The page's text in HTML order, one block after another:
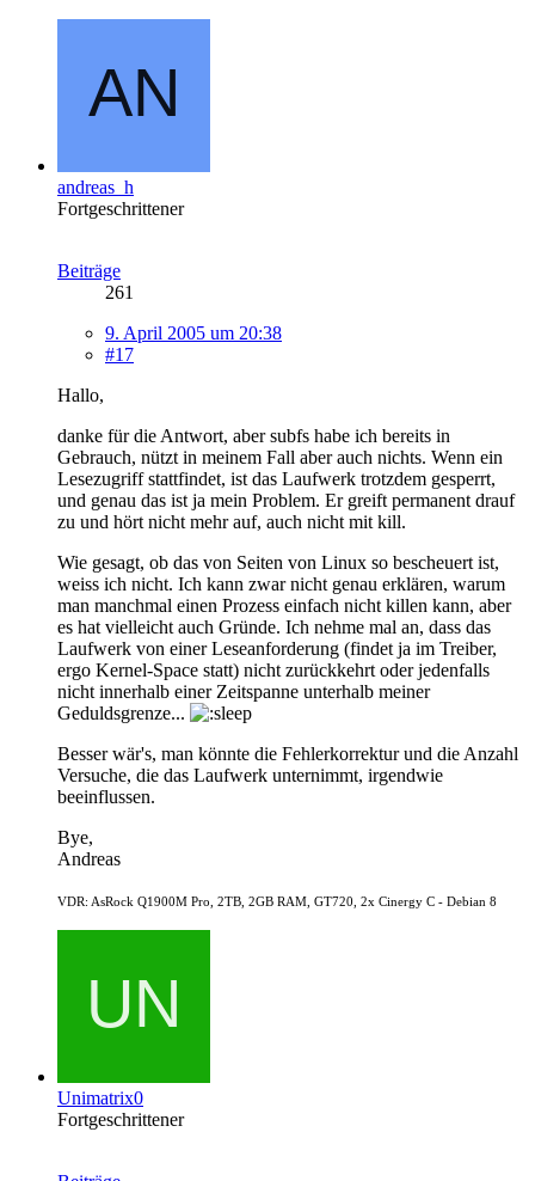
andreas_h
Fortgeschrittener
Beiträge
261
9. April 2005 um 20:38
#17
Hallo,
danke für die Antwort, aber subfs habe ich bereits in
Gebrauch, nützt in meinem Fall aber auch nichts. Wenn ein
Lesezugriff stattfindet, ist das Laufwerk trotzdem gesperrt,
und genau das ist ja mein Problem. Er greift permanent drauf
zu und hört nicht mehr auf, auch nicht mit kill.
Wie gesagt, ob das von Seiten von Linux so bescheuert ist,
weiss ich nicht. Ich kann zwar nicht genau erklären, warum
man manchmal einen Prozess einfach nicht killen kann, aber
es hat vielleicht auch Gründe. Ich nehme mal an, dass das
Laufwerk von einer Leseanforderung (findet ja im Treiber,
ergo Kernel-Space statt) nicht zurückkehrt oder jedenfalls
nicht innerhalb einer Zeitspanne unterhalb meiner
Geduldsgrenze...
Besser wär's, man könnte die Fehlerkorrektur und die Anzahl
Versuche, die das Laufwerk unternimmt, irgendwie
beeinflussen.
Bye,
Andreas
VDR: AsRock Q1900M Pro, 2TB, 2GB RAM, GT720, 2x Cinergy C - Debian 8
Unimatrix0
Fortgeschrittener